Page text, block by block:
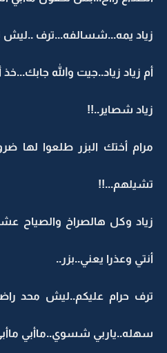
زياد يمه...شسالفه...ترف ..ليش
أم زياد زياد..جيت والله
زياد شصاير..!!
مرام أختك البزر طلعوا لها
تشيلهم...!!
زياد وكل هالصراخ والصياح
أنتي وعذرا يعني..بزر..
ترف حرام عليكم..ليش محد
سهله..ياربي شسوي..ماأبي